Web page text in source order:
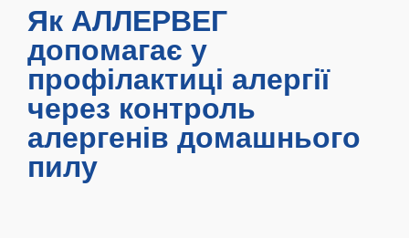
Як АЛЛЕРВЕГ
допомагає у
профілактиці алергії
через контроль
алергенів домашнього
пилу